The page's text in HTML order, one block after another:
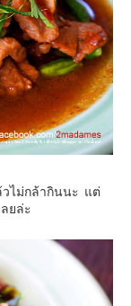
ไม่กล้ากินนะ แต่
ยล่ะ